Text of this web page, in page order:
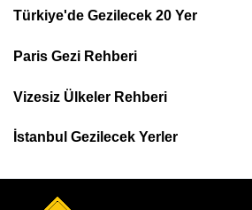
Top
Menu
Türkiye'de Gezilecek 20 Yer
Paris Gezi Rehberi
Vizesiz Ülkeler Rehberi
İstanbul Gezilecek Yerler